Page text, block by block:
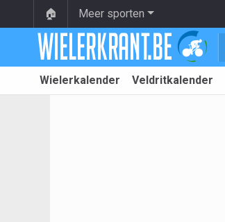
🏠 Meer sporten
Wielerkalender Veldritkalender